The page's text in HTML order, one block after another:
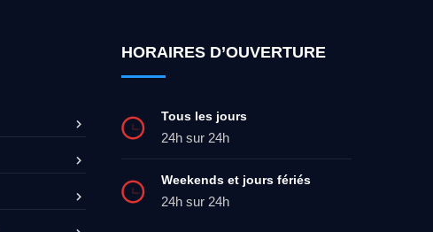
HORAIRES D’OUVERTURE
Tous les jours
24h sur 24h
Weekends et jours fériés
24h sur 24h